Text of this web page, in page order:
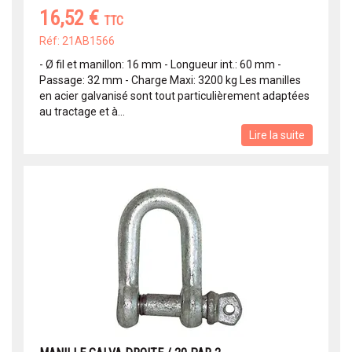
16,52 € TTC
Réf: 21AB1566
- Ø fil et manillon: 16 mm - Longueur int.: 60 mm -
Passage: 32 mm - Charge Maxi: 3200 kg Les manilles
en acier galvanisé sont tout particulièrement adaptées
au tractage et à...
Lire la suite